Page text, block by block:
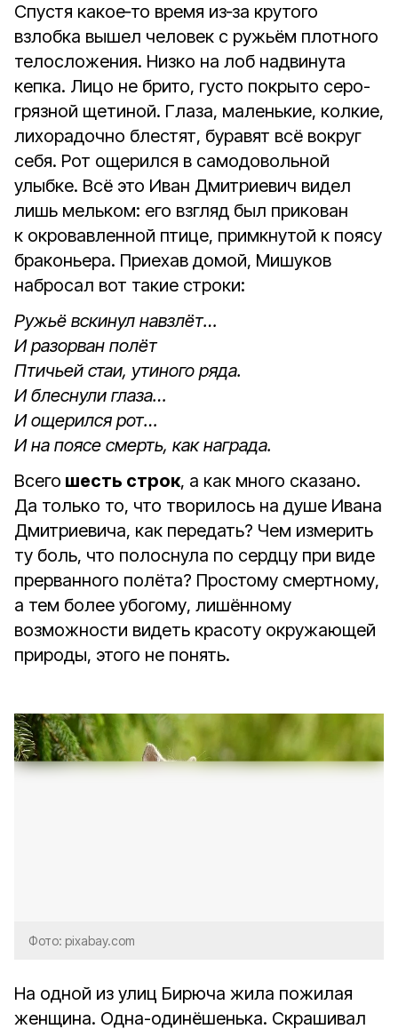
Спустя какое‑то время из‑за крутого
взлобка вышел человек с ружьём плотного
телосложения. Низко на лоб надвинута
кепка. Лицо не брито, густо покрыто серо-
грязной щетиной. Глаза, маленькие, колкие,
лихорадочно блестят, буравят всё вокруг
себя. Рот ощерился в самодовольной
улыбке. Всё это Иван Дмитриевич видел
лишь мельком: его взгляд был прикован
к окровавленной птице, примкнутой к поясу
браконьера. Приехав домой, Мишуков
набросал вот такие строки:
Ружьё вскинул навзлёт…
И разорван полёт
Птичьей стаи, утиного ряда.
И блеснули глаза…
И ощерился рот…
И на поясе смерть, как награда.
Всего шесть строк, а как много сказано.
Да только то, что творилось на душе Ивана
Дмитриевича, как передать? Чем измерить
ту боль, что полоснула по сердцу при виде
прерванного полёта? Простому смертному,
а тем более убогому, лишённому
возможности видеть красоту окружающей
природы, этого не понять.
Фото: pixabay.com
На одной из улиц Бирюча жила пожилая
женщина. Одна-одинёшенька. Скрашивал